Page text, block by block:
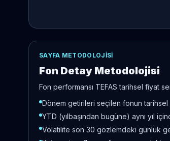
SAYFA METODOLOJISI
Fon Detay Metodolojisi
Fon performansı TEFAS tarihsel fiyat
Dönem getirileri seçilen fonun tarihsel
YTD (yılbaşından bugüne) aynı yıl
Volatilite son 30 gözlemdeki günlük